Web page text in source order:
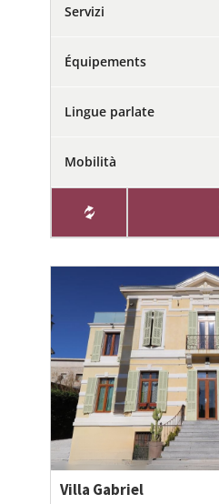
Servizi
Équipements
Lingue parlate
Mobilità
Villa Gabriel